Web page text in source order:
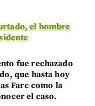
el hombre
fue rechazado
que hasta hoy
Farc como la
el caso.